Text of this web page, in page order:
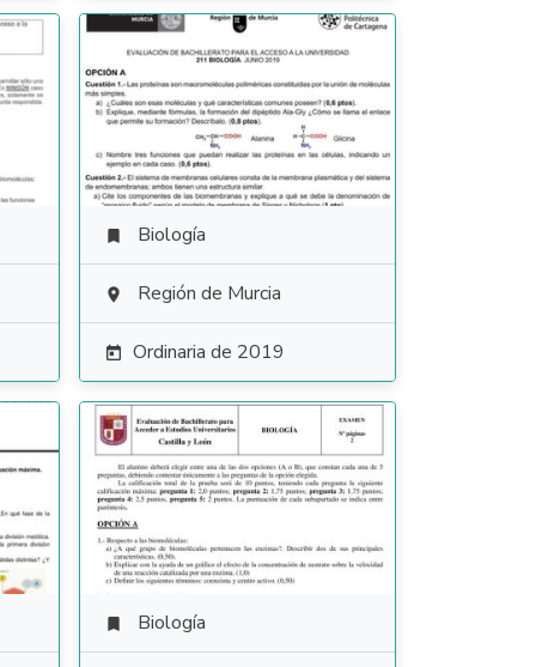
 Biología
 Región de Murcia
 Ordinaria de 2019
 Biología